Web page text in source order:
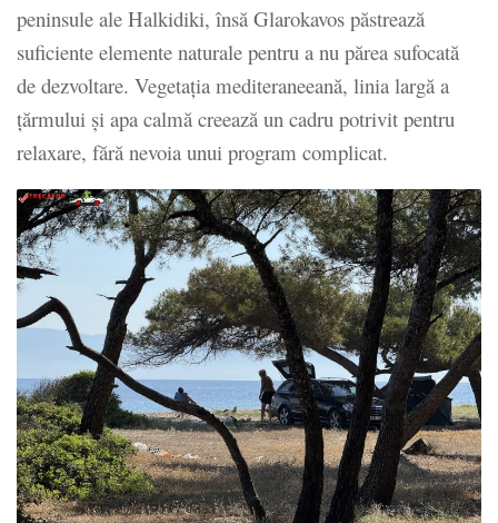
peninsule ale Halkidiki, însă Glarokavos păstrează
suficiente elemente naturale pentru a nu părea sufocată
de dezvoltare. Vegetația mediteraneeană, linia largă a
țărmului și apa calmă creează un cadru potrivit pentru
relaxare, fără nevoia unui program complicat.